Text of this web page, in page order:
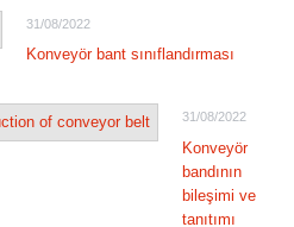
31/08/2022
Konveyör bant sınıflandırması
31/08/2022
Konveyör
bandının
bileşimi ve
tanıtımı